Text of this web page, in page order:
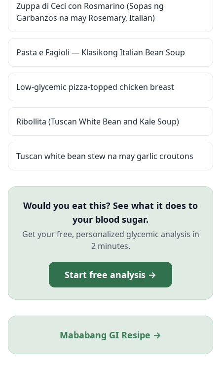
Zuppa di Ceci con Rosmarino (Sopas ng
Garbanzos na may Rosemary, Italian)
Pasta e Fagioli — Klasikong Italian Bean Soup
Low-glycemic pizza-topped chicken breast
Ribollita (Tuscan White Bean and Kale Soup)
Tuscan white bean stew na may garlic croutons
Would you eat this? See what it does to
your blood sugar.
Get your free, personalized glycemic analysis in
2 minutes.
Start free analysis →
Mababang GI Resipe →